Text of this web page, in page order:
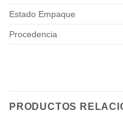
Estado Empaque
Procedencia
PRODUCTOS